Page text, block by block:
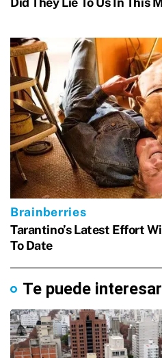
Te puede interesar